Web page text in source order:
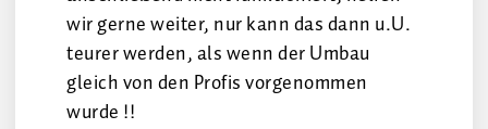
wir gerne weiter, nur kann das dann u.U.
teurer werden, als wenn der Umbau
gleich von den Profis vorgenommen
wurde !!